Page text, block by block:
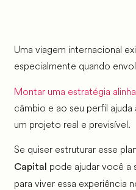
Uma viagem internacional
especialmente quando
Montar uma estratégia
câmbio e ao seu perfil
um projeto real e previsível.
Se quiser estruturar esse
Capital
pode ajudar você a
para viver essa experiência